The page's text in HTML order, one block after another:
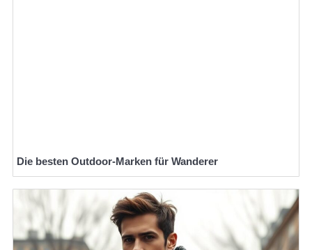
Die besten Outdoor-Marken für Wanderer